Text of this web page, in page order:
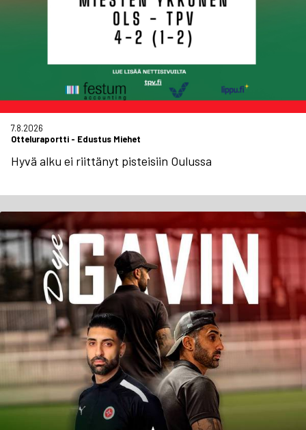
7.8.2026
Otteluraportti - Edustus Miehet
Hyvä alku ei riittänyt pisteisiin Oulussa